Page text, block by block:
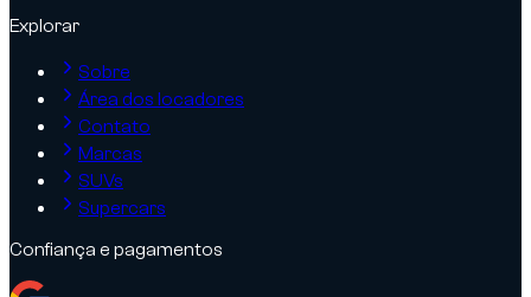
Explorar
Sobre
Área dos locadores
Contato
Marcas
SUVs
Supercars
Confiança e pagamentos